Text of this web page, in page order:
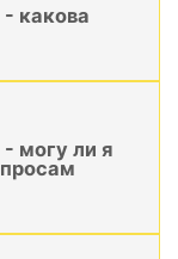
какова
могу ли я